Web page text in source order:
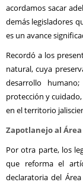
acordamos sacar
demás legisladores
es un avance
Recordó a los
natural, cuya
desarrollo
protección y
en el territorio
Zapotlanejo al
Por otra parte, los
que reforma el
declaratoria del